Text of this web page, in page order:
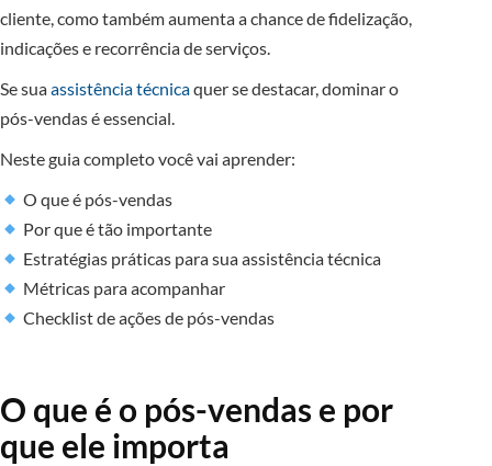
cliente, como também aumenta a chance de fidelização,
indicações e recorrência de serviços.
Se suaassistência técnicaquer se destacar, dominar o
pós-vendas é essencial.
Neste guia completo você vai aprender:
O que é pós-vendas
Por que é tão importante
Estratégias práticas para sua assistência técnica
Métricas para acompanhar
Checklist de ações de pós-vendas
O que é o pós-vendas e por
que ele importa